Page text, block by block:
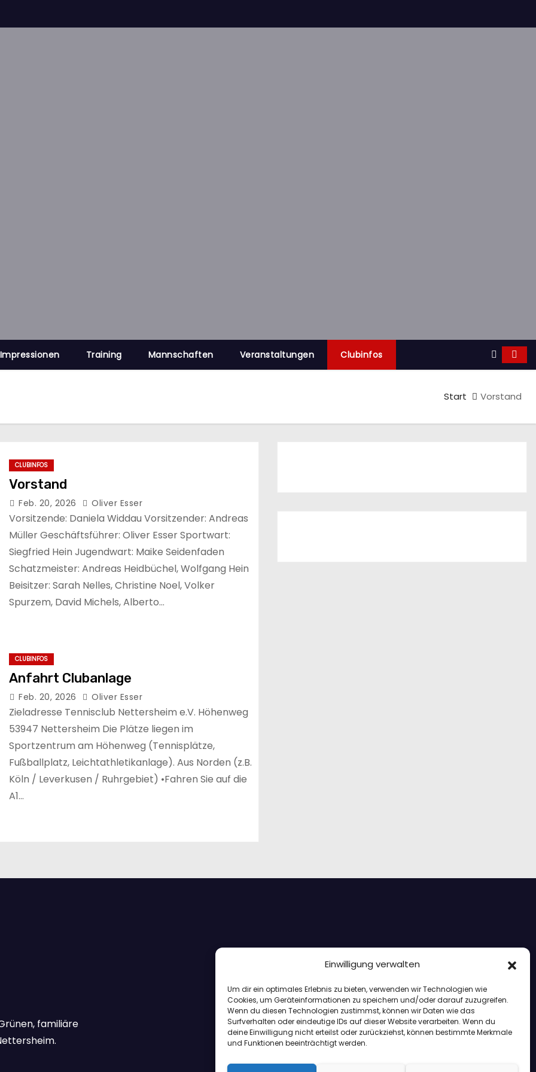
Einwilligung verwalten
Um dir ein optimales Erlebnis zu bieten, verwenden wir Technologien wie
Cookies, um Geräteinformationen zu speichern und/oder darauf zuzugreifen.
Wenn du diesen Technologien zustimmst, können wir Daten wie das
Surfverhalten oder eindeutige IDs auf dieser Website verarbeiten. Wenn du
deine Einwilligung nicht erteilst oder zurückziehst, können bestimmte Merkmale
und Funktionen beeinträchtigt werden.
Impressionen Training Mannschaften Veranstaltungen Clubinfos
Start Vorstand
CLUBINFOS
Vorstand
Feb. 20, 2026 Oliver Esser
Vorsitzende: Daniela Widdau Vorsitzender: Andreas
Müller Geschäftsführer: Oliver Esser Sportwart:
Siegfried Hein Jugendwart: Maike Seidenfaden
Schatzmeister: Andreas Heidbüchel, Wolfgang Hein
Beisitzer: Sarah Nelles, Christine Noel, Volker
Spurzem, David Michels, Alberto…
CLUBINFOS
Anfahrt Clubanlage
Feb. 20, 2026 Oliver Esser
Zieladresse Tennisclub Nettersheim e.V. Höhenweg
53947 Nettersheim Die Plätze liegen im
Sportzentrum am Höhenweg (Tennisplätze,
Fußballplatz, Leichtathletikanlage). Aus Norden (z.B.
Köln / Leverkusen / Ruhrgebiet) •Fahren Sie auf die
A1…
familiäre